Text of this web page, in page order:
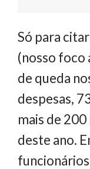
Só para
(nosso foco
de queda
despesas,
mais de
deste ano.